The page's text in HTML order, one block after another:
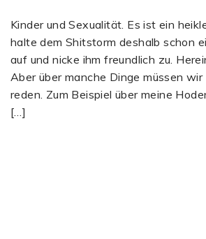
Kinder und Sexualität. Es ist ein
halte dem Shitstorm deshalb schon
auf und nicke ihm freundlich zu.
Aber über manche Dinge müssen
reden. Zum Beispiel über meine
[…]